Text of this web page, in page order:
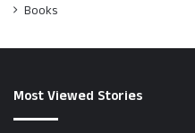
Books
Most Viewed Stories